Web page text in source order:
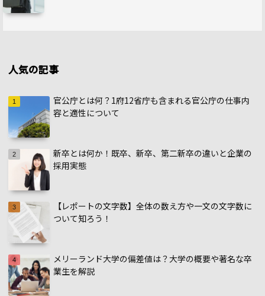
人気の記事
官公庁とは何？1府12省庁も含まれる官公庁の仕事内
容と適性について
新卒とは何か！既卒、新卒、第二新卒の違いと企業の
採用実態
【レポートの文字数】全体の数え方や一文の文字数に
ついて知ろう！
メリーランド大学の偏差値は？大学の概要や著名な卒
業生を解説